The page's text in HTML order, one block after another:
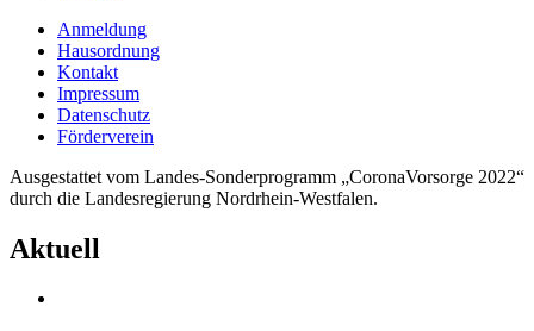
Anmeldung
Hausordnung
Kontakt
Impressum
Datenschutz
Förderverein
Ausgestattet vom Landes-Sonderprogramm „CoronaVorsorge 2022“
durch die Landesregierung Nordrhein-Westfalen.
Aktuell